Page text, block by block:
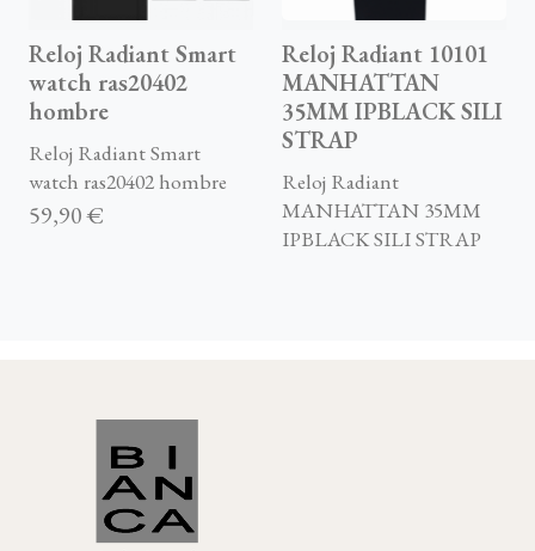
Reloj Radiant Smart
watch ras20402
hombre
Reloj Radiant Smart
watch ras20402 hombre
59,90 €
Reloj Radiant 10101
MANHATTAN
35MM IPBLACK SILI
STRAP
Reloj Radiant
MANHATTAN 35MM
IPBLACK SILI STRAP